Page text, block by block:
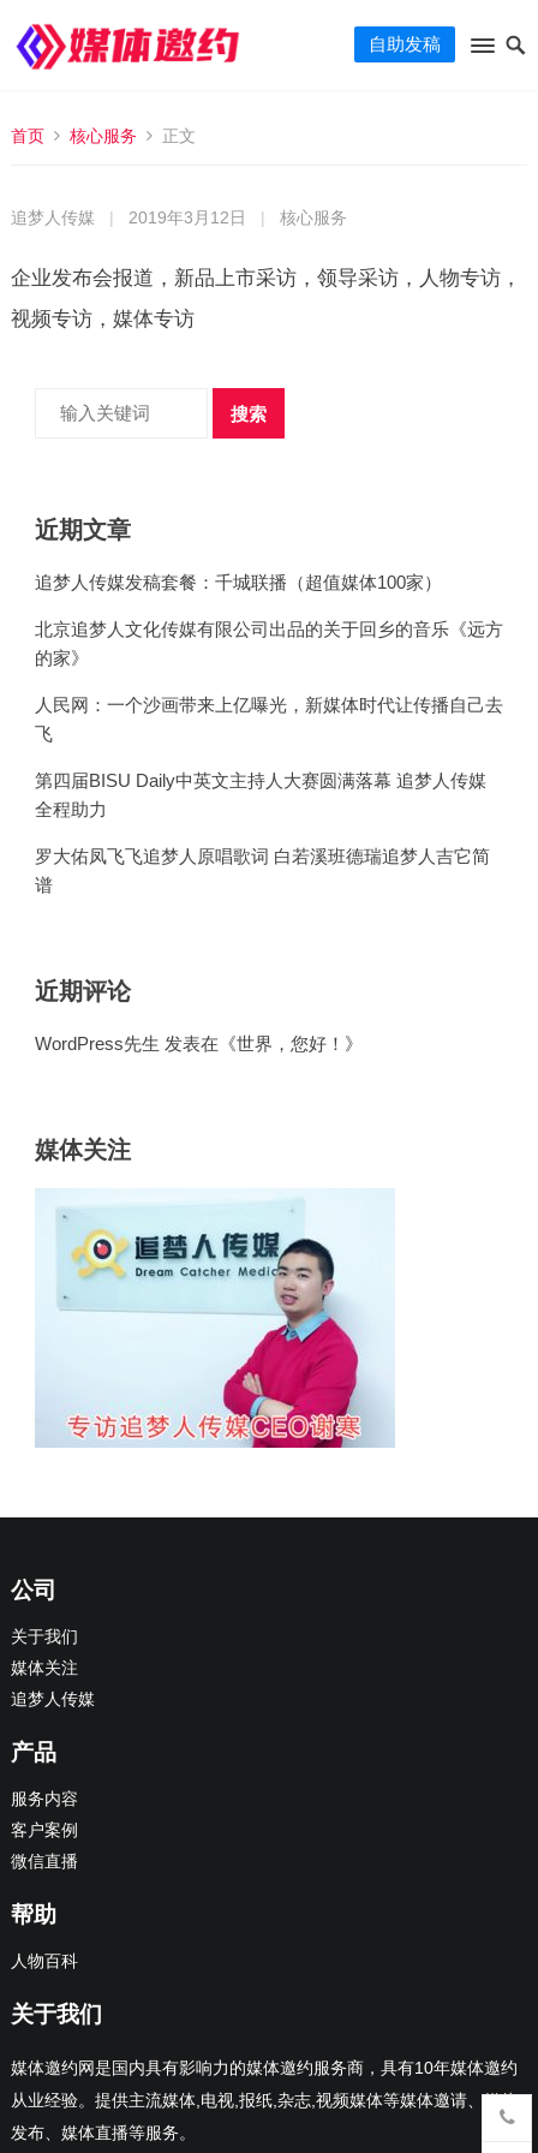
自助发稿
首页 核心服务 正文
追梦人传媒 2019年3月12日 核心服务
企业发布会报道，新品上市采访，领导采访，人物专访，
视频专访，媒体专访
搜索
近期文章
追梦人传媒发稿套餐：千城联播（超值媒体100家）
北京追梦人文化传媒有限公司出品的关于回乡的音乐《远方
的家》
人民网：一个沙画带来上亿曝光，新媒体时代让传播自己去
飞
第四届BISU Daily中英文主持人大赛圆满落幕 追梦人传媒
全程助力
罗大佑凤飞飞追梦人原唱歌词 白若溪班德瑞追梦人吉它简
谱
近期评论
WordPress先生 发表在《世界，您好！ 》
媒体关注
公司
关于我们
媒体关注
追梦人传媒
产品
服务内容
客户案例
微信直播
帮助
人物百科
关于我们
媒体邀约网是国内具有影响力的媒体邀约服务商，具有10年媒体邀约
从业经验。提供主流媒体,电视,报纸,杂志,视频媒体等媒体邀请、媒体
发布、媒体直播等服务。